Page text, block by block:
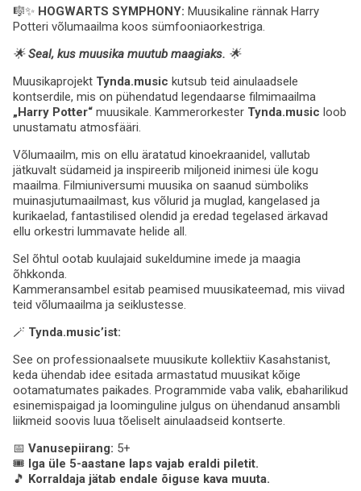
🎼✨ HOGWARTS SYMPHONY: Muusikaline rännak Harry
Potteri võlumaailma koos sümfooniaorkestriga.
🌟Seal, kus muusika muutub maagiaks. 🌟
Muusikaprojekt Tynda.music kutsub teid ainulaadsele
kontserdile, mis on pühendatud legendaarse filmimaailma
„Harry Potter“ muusikale. Kammerorkester Tynda.music loob
unustamatu atmosfääri.
Võlumaailm, mis on ellu äratatud kinoekraanidel, vallutab
jätkuvalt südameid ja inspireerib miljoneid inimesi üle kogu
maailma. Filmiuniversumi muusika on saanud sümboliks
muinasjutumaailmast, kus võlurid ja muglad, kangelased ja
kurikaelad, fantastilised olendid ja eredad tegelased ärkavad
ellu orkestri lummavate helide all.
Sel õhtul ootab kuulajaid sukeldumine imede ja maagia
õhkkonda.
Kammeransambel esitab peamised muusikateemad, mis viivad
teid võlumaailma ja seiklustesse.
🪄 Tynda.music’ist:
See on professionaalsete muusikute kollektiiv Kasahstanist,
keda ühendab idee esitada armastatud muusikat kõige
ootamatumates paikades. Programmide vaba valik, ebaharilikud
esinemispaigad ja loominguline julgus on ühendanud ansambli
liikmeid soovis luua tõeliselt ainulaadseid kontserte.
📅 Vanusepiirang: 5+
🎟️ Iga üle 5-aastane laps vajab eraldi piletit.
🎵 Korraldaja jätab endale õiguse kava muuta.